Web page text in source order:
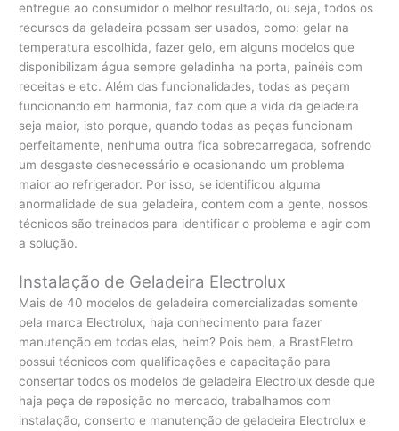
entregue ao consumidor o melhor resultado, ou seja, todos os
recursos da geladeira possam ser usados, como: gelar na
temperatura escolhida, fazer gelo, em alguns modelos que
disponibilizam água sempre geladinha na porta, painéis com
receitas e etc. Além das funcionalidades, todas as peçam
funcionando em harmonia, faz com que a vida da geladeira
seja maior, isto porque, quando todas as peças funcionam
perfeitamente, nenhuma outra fica sobrecarregada, sofrendo
um desgaste desnecessário e ocasionando um problema
maior ao refrigerador. Por isso, se identificou alguma
anormalidade de sua geladeira, contem com a gente, nossos
técnicos são treinados para identificar o problema e agir com
a solução.
Instalação de Geladeira Electrolux
Mais de 40 modelos de geladeira comercializadas somente
pela marca Electrolux, haja conhecimento para fazer
manutenção em todas elas, heim? Pois bem, a BrastEletro
possui técnicos com qualificações e capacitação para
consertar todos os modelos de geladeira Electrolux desde que
haja peça de reposição no mercado, trabalhamos com
instalação, conserto e manutenção de geladeira Electrolux e